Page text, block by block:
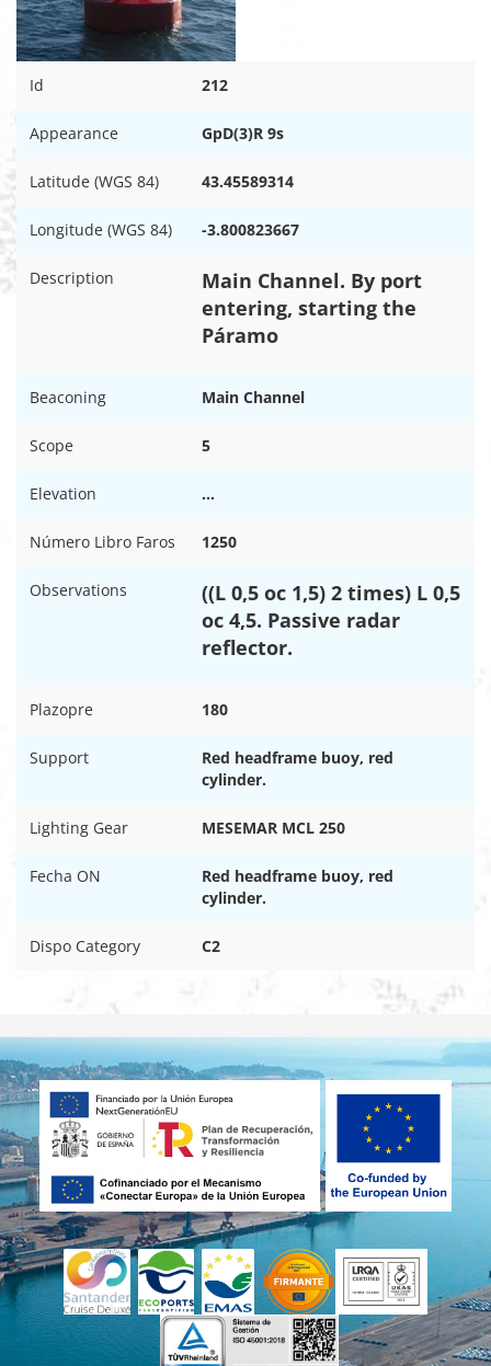
Id 212
Appearance GpD(3)R 9s
Latitude (WGS 84) 43.45589314
Longitude (WGS 84) -3.800823667
Description
Main Channel. By port
entering, starting the
Páramo
Beaconing Main Channel
Scope 5
Elevation …
Número Libro Faros 1250
Observations
((L 0,5 oc 1,5) 2 times) L 0,5
oc 4,5. Passive radar
reflector.
Plazopre 180
Support
Red headframe buoy, red
cylinder.
Lighting Gear MESEMAR MCL 250
Fecha ON
Red headframe buoy, red
cylinder.
Dispo Category C2